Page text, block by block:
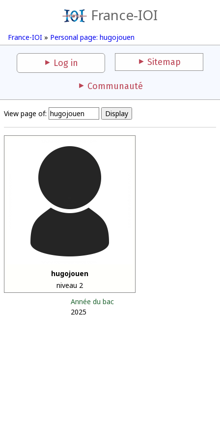
France-IOI
France-IOI » Personal page: hugojouen
Log in Sitemap
Communauté
View page of:
hugojouen
niveau 2
Année du bac
2025